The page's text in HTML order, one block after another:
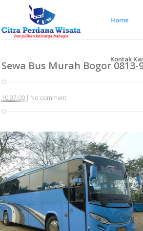
Home
Kontak
Sewa Bus Murah Bogor 0813-
10.37.00 | No comment